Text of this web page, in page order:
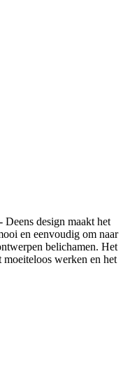
Deens design maakt het
en eenvoudig om naar
belichamen. Het
werken en het